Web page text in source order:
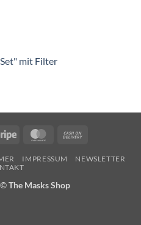
mit Filter
Stripe MasterCard
Delivery
IMPRESSUM
NEWSLETTER
©The Masks Shop